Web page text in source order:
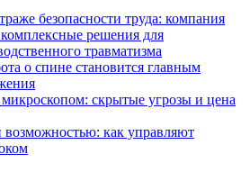
безопасности труда: компания
решения для
травматизма
о спине становится главным
скрытые угрозы и цена
возможностью: как управляют